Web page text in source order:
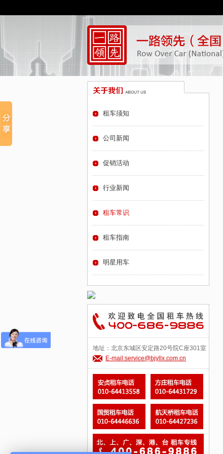
租车须知
公司新闻
促销活动
行业新闻
租车常识
租车指南
明星用车
地址：北京东城区安定路20号院C座301室
E-mail:service@bjyllx.com.cn